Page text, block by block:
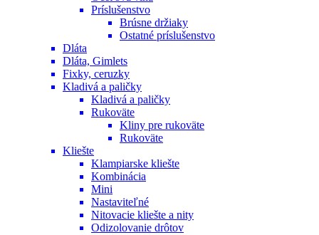
Príslušenstvo
Brúsne držiaky
Ostatné príslušenstvo
Dláta
Dláta, Gimlets
Fixky, ceruzky
Kladivá a paličky
Kladivá a paličky
Rukoväte
Kliny pre rukoväte
Rukoväte
Kliešte
Klampiarske kliešte
Kombinácia
Mini
Nastaviteľné
Nitovacie kliešte a nity
Odizolovanie drôtov